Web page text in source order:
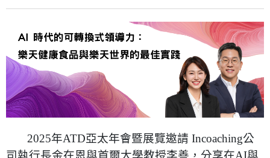
2025年ATD亞太年會暨展覽邀請 Incoaching公
司執行長金在恩與首爾大學教授李善，分享在AI與